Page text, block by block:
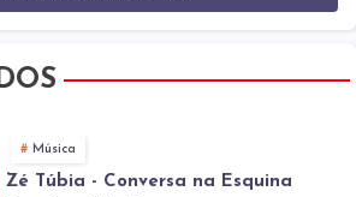
Música
Zé Túbia - Conversa na Esquina